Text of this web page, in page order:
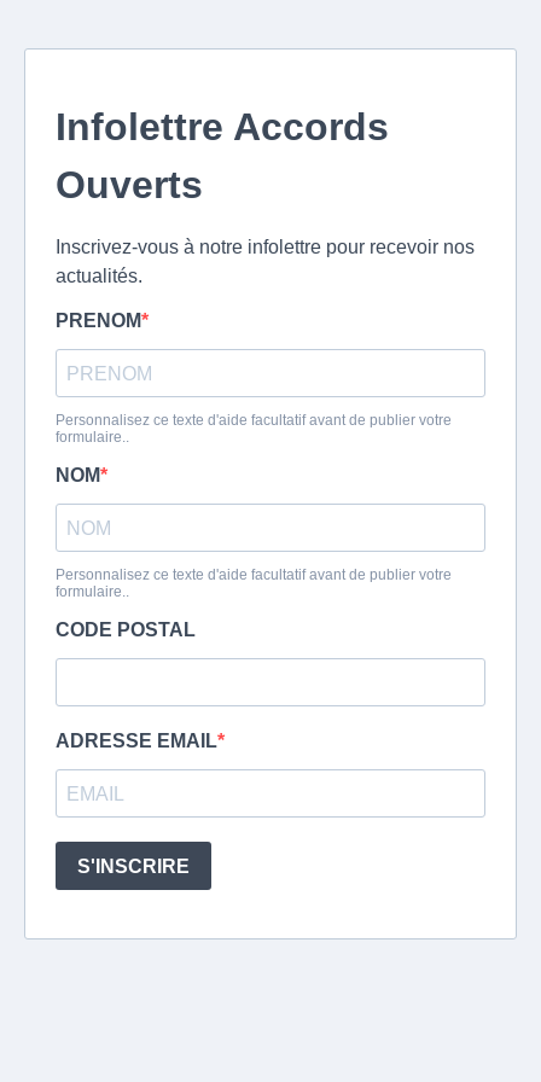
Infolettre Accords
Ouverts
Inscrivez-vous à notre infolettre pour recevoir nos
actualités.
PRENOM
Personnalisez ce texte d'aide facultatif avant de publier votre
formulaire..
NOM
Personnalisez ce texte d'aide facultatif avant de publier votre
formulaire..
CODE POSTAL
ADRESSE EMAIL
S'INSCRIRE